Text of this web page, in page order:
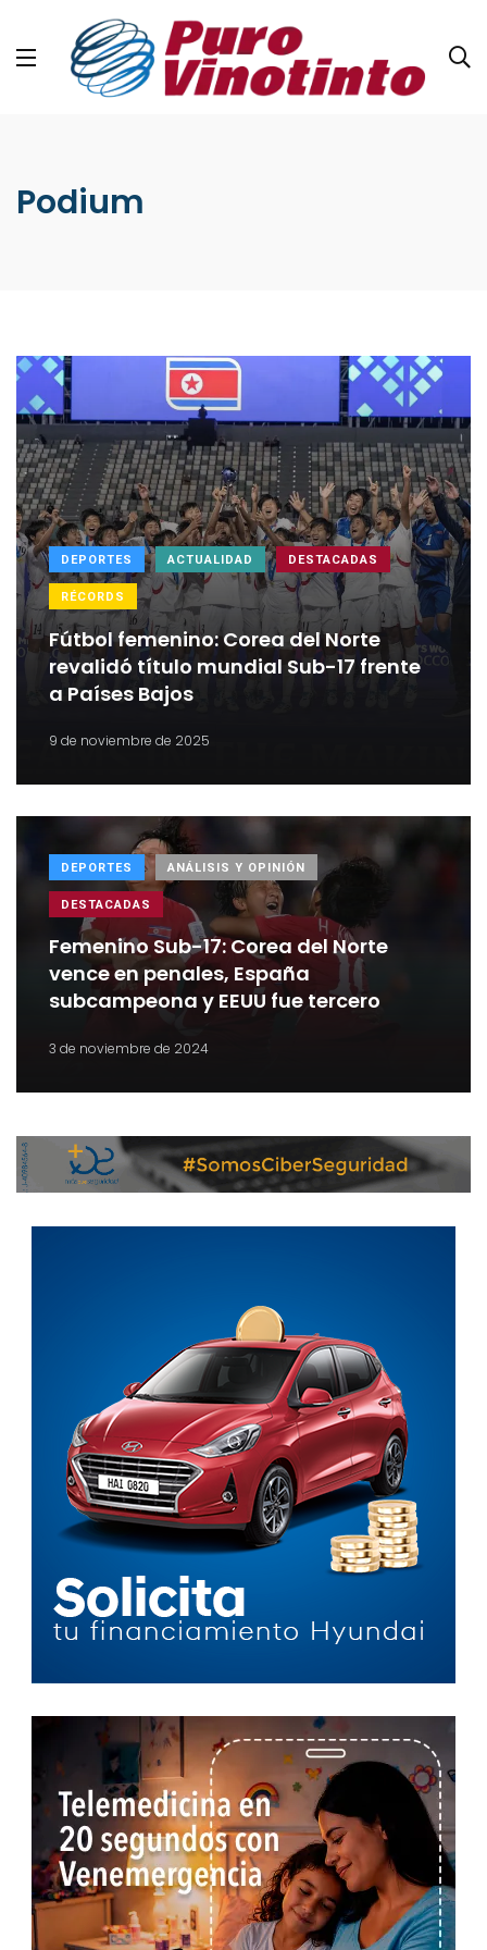
Podium
DEPORTES ACTUALIDAD DESTACADAS
RÉCORDS
Fútbol femenino: Corea del Norte
revalidó título mundial Sub-17 frente
a Países Bajos
9 de noviembre de 2025
DEPORTES ANÁLISIS Y OPINIÓN
DESTACADAS
Femenino Sub-17: Corea del Norte
vence en penales, España
subcampeona y EEUU fue tercero
3 de noviembre de 2024